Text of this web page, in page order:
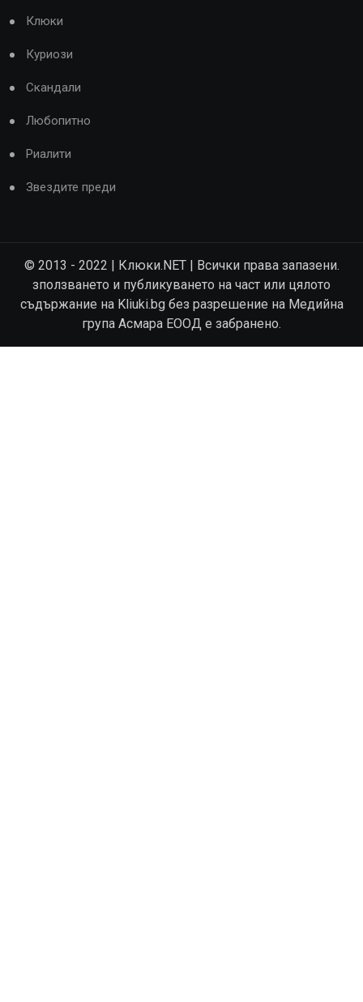
Клюки
Куриози
Скандали
Любопитно
Риалити
Звездите преди
© 2013 - 2022 | Клюки.NET | Всички права запазени.
зползването и публикуването на част или цялото
съдържание на Kliuki.bg без разрешение на Медийна
група Асмара ЕООД е забранено.